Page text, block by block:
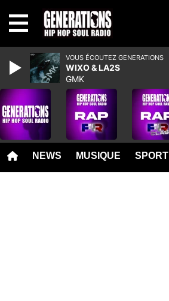
NEWS MUSIQUE SPORT
VOUS ÉCOUTEZ GENERATIONS
WIXO & LA2S
GMK